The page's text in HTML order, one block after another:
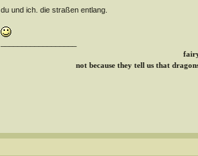
du und ich. die straßen entlang.
not because they tell us that